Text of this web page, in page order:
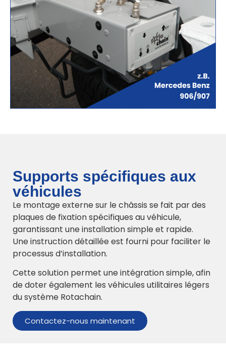
Supports spécifiques aux
véhicules
Le montage externe sur le châssis se fait par des
plaques de fixation spécifiques au véhicule,
garantissant une installation simple et rapide.
Une instruction détaillée est fourni pour faciliter le
processus d’installation.
Cette solution permet une intégration simple, afin
de doter également les véhicules utilitaires légers
du système Rotachain.
Contactez-nous maintenant